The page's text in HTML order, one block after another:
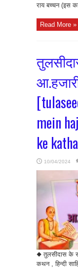
राय बच्चन (इस
Read More »
mein
ke
10/04/2024
◆ तुलसीदास के
कथन , हिन्दी